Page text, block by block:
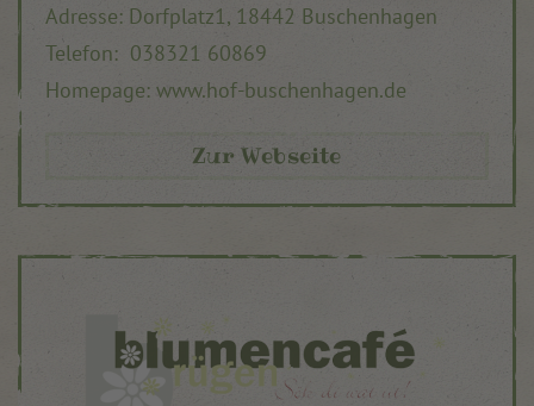
Adresse: Dorfplatz1, 18442 Buschenhagen
Telefon: 038321 60869
Homepage: www.hof-buschenhagen.de
Zur Webseite